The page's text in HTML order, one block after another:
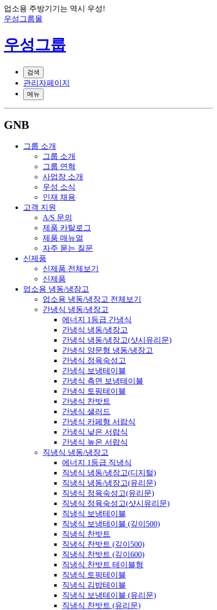
업소용 주방기기는 역시 우성!
우성그룹몰
우성그룹
검색
관리자페이지
메뉴
GNB
그룹 소개
그룹 소개
그룹 연혁
사업장 소개
우성 소식
인재 채용
고객 지원
A/S 문의
제품 카탈로그
제품 매뉴얼
자주 묻는 질문
신제품
신제품 전체보기
신제품
업소용 냉동/냉장고
업소용 냉동/냉장고 전체보기
간냉식 냉동/냉장고
에너지 1등급 간냉식
간냉식 냉동/냉장고
간냉식 냉동/냉장고(샷시유리문)
간냉식 양문형 냉동/냉장고
간냉식 정육숙성고
간냉식 보냉테이블
간냉식 측면 보냉테이블
간냉식 토핑테이블
간냉식 찬밧트
간냉식 샐러드
간냉식 카페형 서랍식
간냉식 낮은 서랍식
간냉식 높은 서랍식
직냉식 냉동/냉장고
에너지 1등급 직냉식
직냉식 냉동/냉장고(디지털)
직냉식 냉동/냉장고(유리문)
직냉식 정육숙성고(유리문)
직냉식 정육숙성고(샷시유리문)
직냉식 보냉테이블
직냉식 보냉테이블 (깊이500)
직냉식 찬밧트
직냉식 찬밧트 (깊이500)
직냉식 찬밧트 (깊이600)
직냉식 찬밧트 테이블형
직냉식 토핑테이블
직냉식 김밥테이블
직냉식 보냉테이블 (유리문)
직냉식 찬밧트 (유리문)